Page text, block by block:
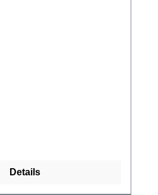
Details